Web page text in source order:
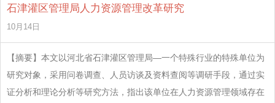
石津灌区管理局人力资源管理改革研究
10月14日
【摘要】本文以河北省石津灌区管理局—一个特殊行业的特殊单位为
研究对象，采用问卷调查、人员访谈及资料查阅等调研手段，通过实
证分析和理论分析等研究方法，指出该单位在人力资源管理领域存在